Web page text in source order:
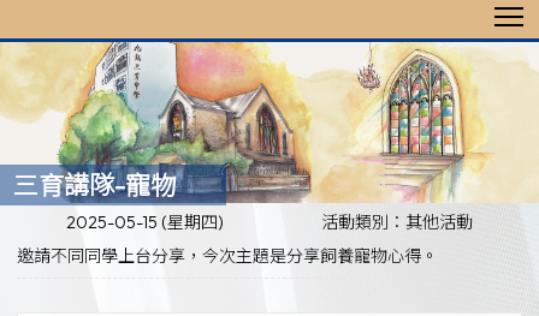
三育講隊-寵物
2025-05-15 (星期四)
活動類別：其他活動
邀請不同同學上台分享，今次主題是分享飼養寵物心得 。